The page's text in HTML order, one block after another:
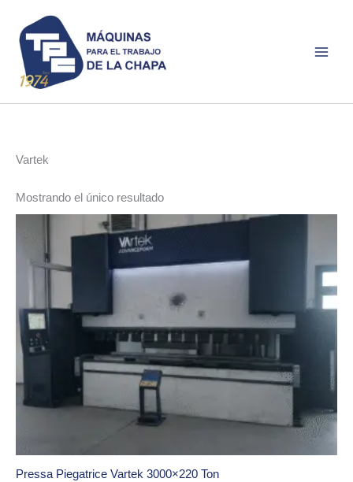
contenido
Vartek
Mostrando el único resultado
Pressa Piegatrice Vartek 3000×220 Ton